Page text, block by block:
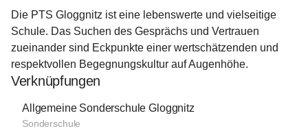
Die PTS Gloggnitz ist eine lebenswerte und vielseitige
Schule. Das Suchen des Gesprächs und Vertrauen
zueinander sind Eckpunkte einer wertschätzenden und
respektvollen Begegnungskultur auf Augenhöhe.
Verknüpfungen
Allgemeine Sonderschule Gloggnitz
Sonderschule